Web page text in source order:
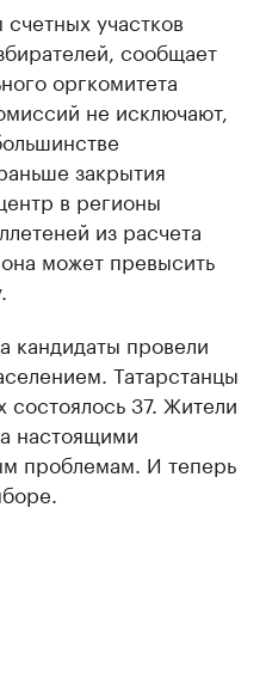
участков
, сообщает
оргкомитета
не исключают,
закрытия
в регионы
из расчета
может превысить
кандидаты провели
Татарстанцы
состоялось 37. Жители
настоящими
проблемам. И теперь